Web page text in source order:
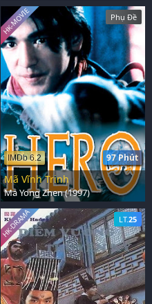
Phụ Đề
97 Phút
IMDb 6.2
HK-MOVIE
Mã Vĩnh Trinh
Ma Yong Zhen (1997)
LT.25
HK-DRAMA